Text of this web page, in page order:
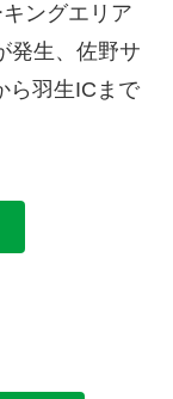
ングエリア
発生、佐野サ
ら羽生ICまで